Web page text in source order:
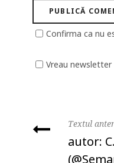
Confirma ca nu
Vreau newsletter
Textul
autor: